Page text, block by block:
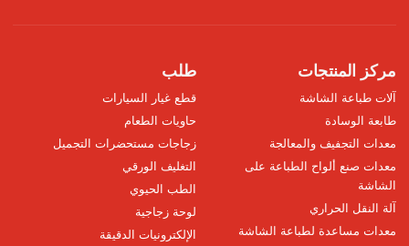
مركز المنتجات
آلات طباعة الشاشة
طابعة الوسادة
معدات التجفيف والمعالجة
معدات صنع ألواح الطباعة على
الشاشة
آلة النقل الحراري
معدات مساعدة لطباعة الشاشة
طلب
قطع غيار السيارات
حاويات الطعام
زجاجات مستحضرات التجميل
التغليف الورقي
الطب الحيوي
لوحة زجاجية
الإلكترونيات الدقيقة